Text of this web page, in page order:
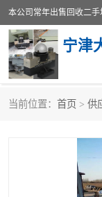
宁津
当前位置： 首页 > 供
地磅传感器